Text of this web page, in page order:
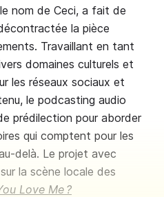
nom de Ceci, a fait de
la pièce
Travaillant en tant
domaines culturels et
les réseaux sociaux et
le podcasting audio
prédilection pour aborder
qui comptent pour les
delà. Le projet avec
la scène locale des
Love Me ?